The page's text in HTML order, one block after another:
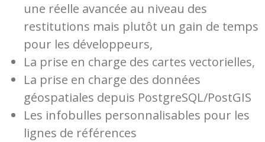
une réelle avancée au niveau des
restitutions mais plutôt un gain de temps
pour les développeurs,
La prise en charge des cartes vectorielles,
La prise en charge des données
géospatiales depuis PostgreSQL/PostGIS
Les infobulles personnalisables pour les
lignes de références